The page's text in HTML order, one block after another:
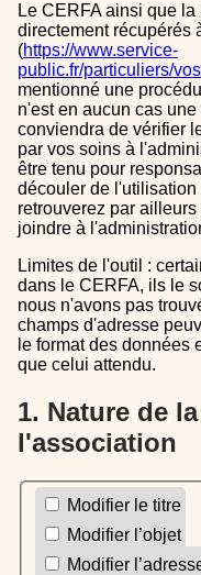
Le CERFA ainsi que la procédure peuvent être
directement récupérés
(https://www.service-
public.fr/particuliers/
mentionné une
n'est en aucun cas
conviendra de vérifier
par vos soins à
être tenu pour
découler de
retrouverez par
joindre à
Limites de l'outil : certains champs sont un peu décalé
dans le CERFA, ils le
nous n'avons pas
champs d'adresse
le format des données
que celui attendu.
1. Nature de la modification de
l'association
Modifier le titre
Modifier l’objet
Modifier